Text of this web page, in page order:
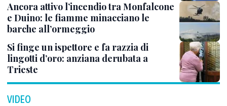
Ancora attivo l’incendio tra Monfalcone
e Duino: le fiamme minacciano le
barche all’ormeggio
Si finge un ispettore e fa razzia di
lingotti d’oro: anziana derubata a
Trieste
VIDEO